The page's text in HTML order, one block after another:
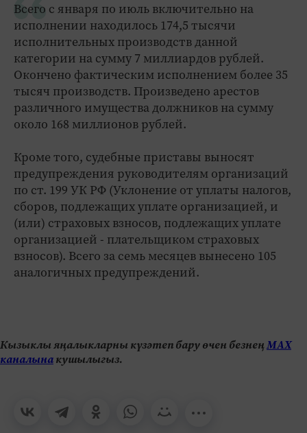
Всего с января по июль включительно на
исполнении находилось 174,5 тысячи
исполнительных производств данной
категории на сумму 7 миллиардов рублей.
Окончено фактическим исполнением более 35
тысяч производств. Произведено арестов
различного имущества должников на сумму
около 168 миллионов рублей.
Кроме того, судебные приставы выносят
предупреждения руководителям организаций
по ст. 199 УК РФ (Уклонение от уплаты налогов,
сборов, подлежащих уплате организацией, и
(или) страховых взносов, подлежащих уплате
организацией - плательщиком страховых
взносов). Всего за семь месяцев вынесено 105
аналогичных предупреждений.
Кызыклы яңалыкларны күзәтеп бару өчен безнеңМАХ
каналынакушылыгыз.